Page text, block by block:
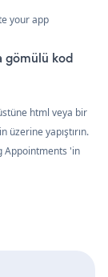
your app
gömülü kod
html veya bir
yapıştırın.
Appointments 'in